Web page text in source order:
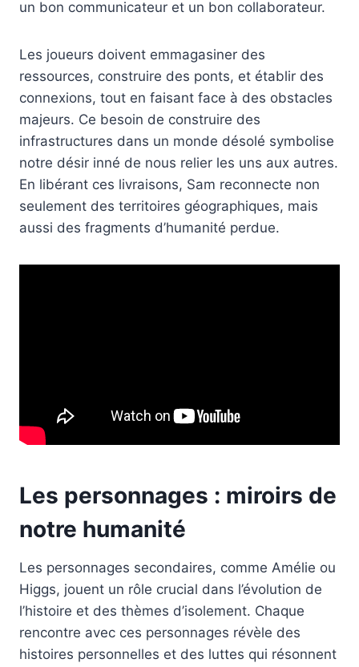
un bon communicateur et un bon collaborateur.
Les joueurs doivent emmagasiner des
ressources, construire des ponts, et établir des
connexions, tout en faisant face à des obstacles
majeurs. Ce besoin de construire des
infrastructures dans un monde désolé symbolise
notre désir inné de nous relier les uns aux autres.
En libérant ces livraisons, Sam reconnecte non
seulement des territoires géographiques, mais
aussi des fragments d’humanité perdue.
Les personnages : miroirs de
notre humanité
Les personnages secondaires, comme Amélie ou
Higgs, jouent un rôle crucial dans l’évolution de
l’histoire et des thèmes d’isolement. Chaque
rencontre avec ces personnages révèle des
histoires personnelles et des luttes qui résonnent